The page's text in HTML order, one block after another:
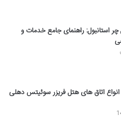
چر استانبول: راهنمای جامع خدمات و
اتاق های هتل فریزر سوئیتس دهلی